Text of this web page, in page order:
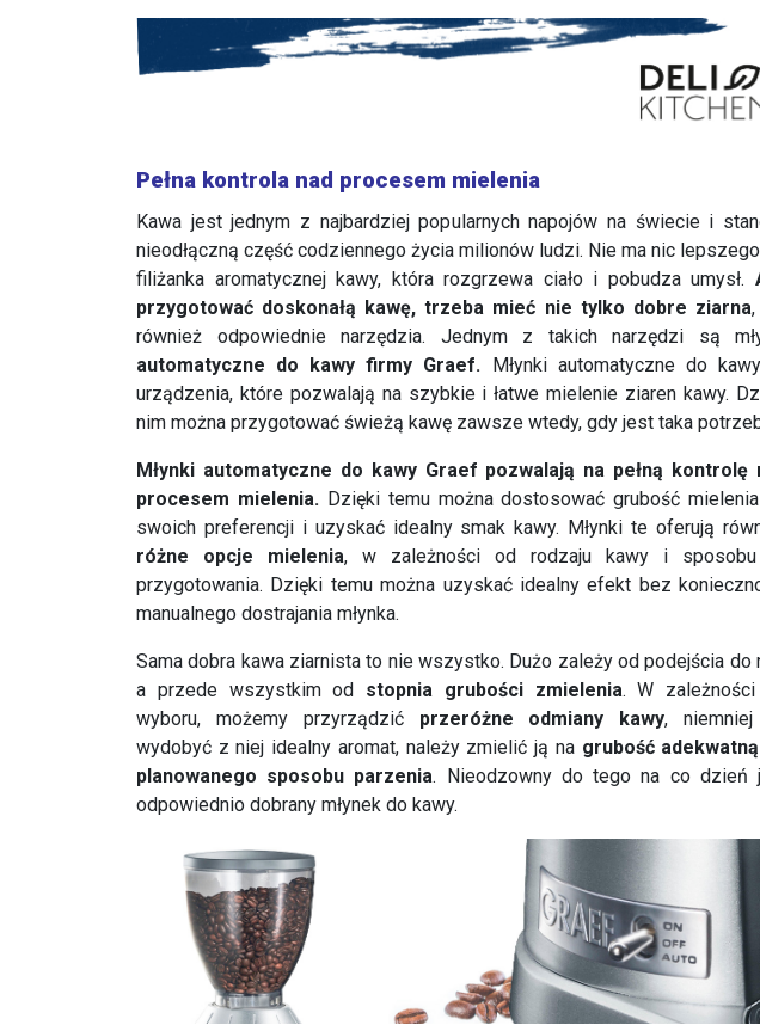
Pełna kontrola nad procesem mielenia
Kawa jest jednym z najbardziej popularnych napojów na świecie i
nieodłączną część codziennego życia milionów ludzi. Nie ma nic
filiżanka aromatycznej kawy, która rozgrzewa ciało i pobudza umysł.
przygotować doskonałą kawę, trzeba mieć nie tylko dobre ziarna
również odpowiednie narzędzia. Jednym z takich narzędzi są
automatyczne do kawy firmy Graef. Młynki automatyczne do
urządzenia, które pozwalają na szybkie i łatwe mielenie ziaren kawy.
nim można przygotować świeżą kawę zawsze wtedy, gdy jest taka
Młynki automatyczne do kawy Graef pozwalają na pełną kontrolę
procesem mielenia.Dzięki temu można dostosować grubość
swoich preferencji i uzyskać idealny smak kawy. Młynki te oferują
różne opcje mielenia, w zależności od rodzaju kawy i
przygotowania. Dzięki temu można uzyskać idealny efekt bez
manualnego dostrajania młynka.
Sama dobra kawa ziarnista to nie wszystko. Dużo zależy od podejścia do
a przede wszystkim od
stopnia grubości zmielenia. W
wyboru, możemy przyrządzić przeróżne odmiany kawy,
wydobyć z niej idealny aromat, należy zmielić ją na grubość
planowanego sposobu parzenia. Nieodzowny do tego na co dzień
odpowiednio dobrany młynek do kawy.